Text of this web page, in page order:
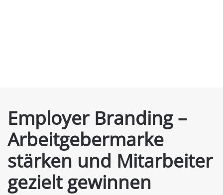
Employer Branding –
Arbeitgebermarke
stärken und Mitarbeiter
gezielt gewinnen